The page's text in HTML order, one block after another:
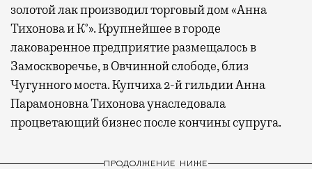
золотой лак производил торговый дом «Анна
Тихонова и К°». Крупнейшее в городе
лаковаренное предприятие размещалось в
Замоскворечье, в Овчинной слободе, близ
Чугунного моста. Купчиха 2-й гильдии Анна
Парамоновна Тихонова унаследовала
процветающий бизнес после кончины супруга.
ПРОДОЛЖЕНИЕ НИЖЕ